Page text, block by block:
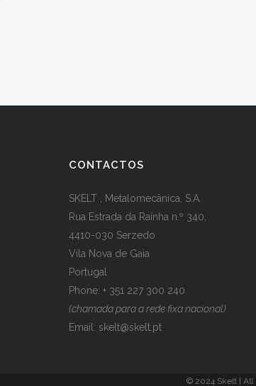
CONTACTOS
SKELT , Metalomecânica, S.A.
Rua Estrada da Raínha n.º 340,
4410-030 Serzedo
Vila Nova de Gaia
Portugal
Phone: + 351 227 300 240
(chamada para a rede fixa nacional)
Email: skelt@skelt.pt
© 2024 Skelt | All